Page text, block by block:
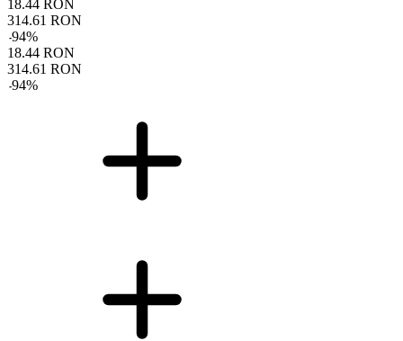
18.44 RON
314.61 RON
-94%
18.44 RON
314.61 RON
-94%